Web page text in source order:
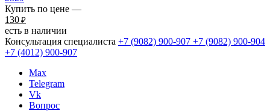
Купить по цене —
130 ₽
есть в наличии
Консультация специалиста +7 (9082) 900-907 +7 (9082) 900-904
+7 (4012) 900-907
Max
Telegram
Vk
Вопрос